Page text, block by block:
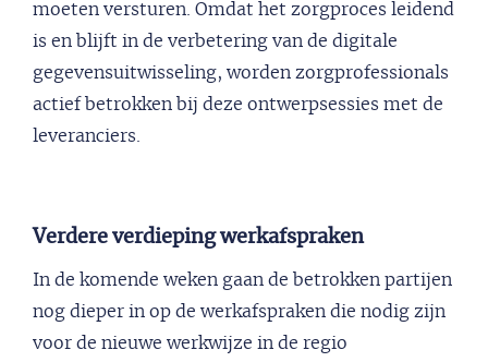
moeten versturen. Omdat het zorgproces leidend
is en blijft in de verbetering van de digitale
gegevensuitwisseling, worden zorgprofessionals
actief betrokken bij deze ontwerpsessies met de
leveranciers.
Verdere verdieping werkafspraken
In de komende weken gaan de betrokken partijen
nog dieper in op de werkafspraken die nodig zijn
voor de nieuwe werkwijze in de regio